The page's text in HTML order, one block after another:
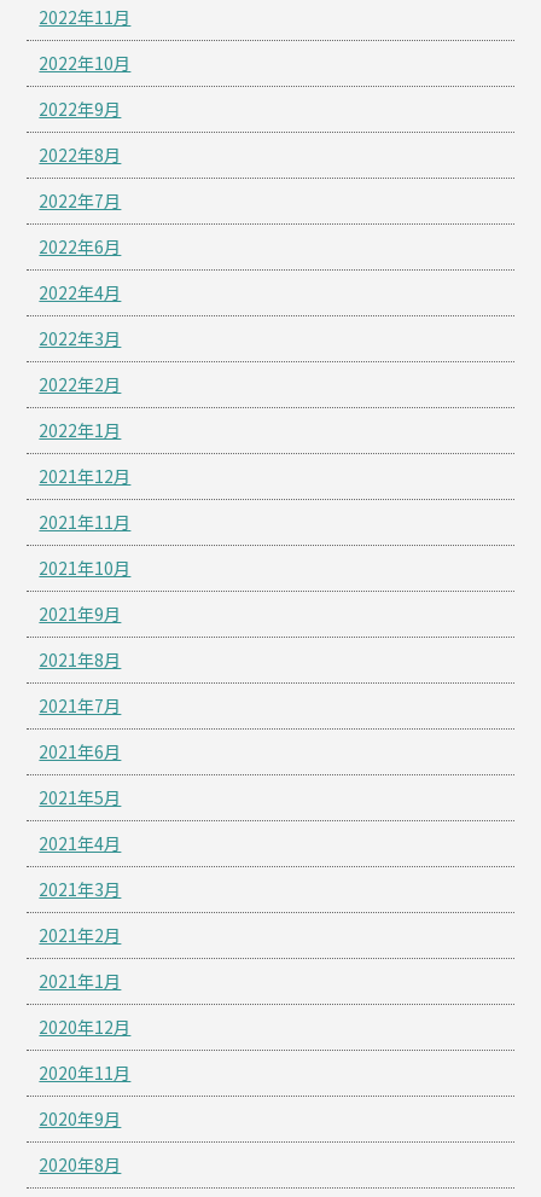
2022年11月
2022年10月
2022年9月
2022年8月
2022年7月
2022年6月
2022年4月
2022年3月
2022年2月
2022年1月
2021年12月
2021年11月
2021年10月
2021年9月
2021年8月
2021年7月
2021年6月
2021年5月
2021年4月
2021年3月
2021年2月
2021年1月
2020年12月
2020年11月
2020年9月
2020年8月